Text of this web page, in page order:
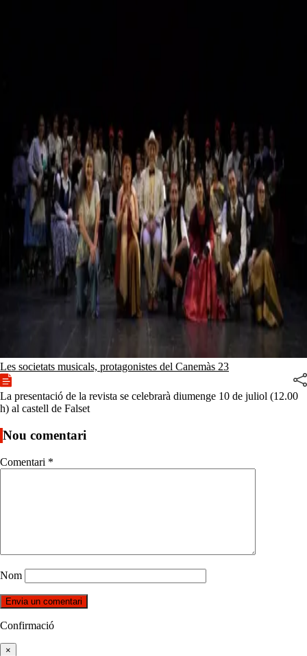
Les societats musicals, protagonistes del Canemàs 23
La presentació de la revista se celebrarà diumenge 10 de juliol (12.00
h) al castell de Falset
Nou comentari
Comentari *
Nom
Confirmació
×